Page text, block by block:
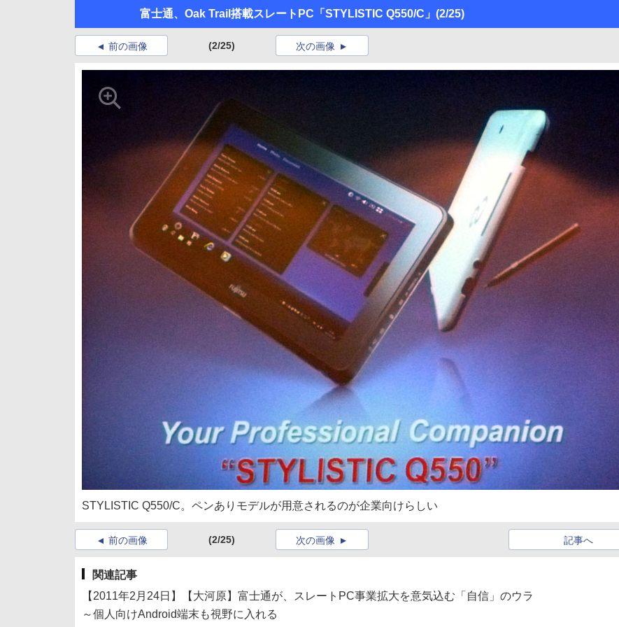
富士通、Oak Trail搭載スレートPC「STYLISTIC Q550/C」 (2/25)
前の画像 (2/25) 次の画像
STYLISTIC Q550/C。ペンありモデルが用意されるのが企業向けらしい
前の画像 (2/25) 記事へ
次の画像
関連記事
【2011年2月24日】【大河原】富士通が、スレートPC事業拡大を意気込む「自信」のウラ
～個人向けAndroid端末も視野に入れる